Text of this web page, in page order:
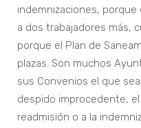
indemnizaciones,
a dos trabajadores más,
porque el Plan de
plazas. Son muchos
sus Convenios el que
despido improcedente,
readmisión o a la